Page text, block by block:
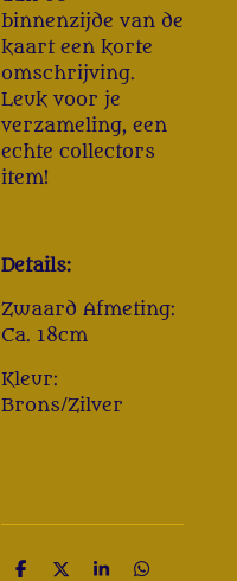
binnenzijde van de
kaart een korte
omschrijving.
Leuk voor je
verzameling, een
echte collectors
item!
Details:
Zwaard Afmeting:
Ca. 18cm
Kleur:
Brons/Zilver
D
D
S
D